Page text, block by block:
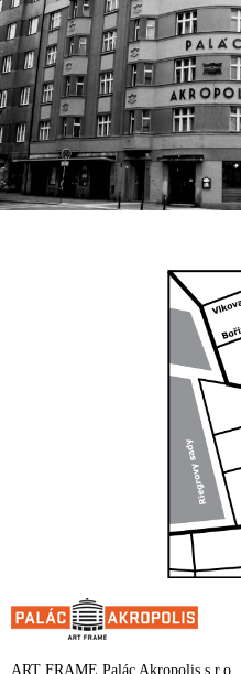
ART FRAME Palác Akropolis s.r.o.